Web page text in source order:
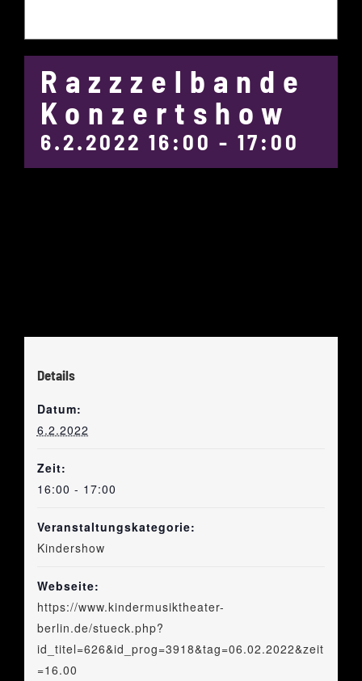
Razzzelbande
Konzertshow
6.2.2022 16:00 - 17:00
Details
Datum:
6.2.2022
Zeit:
16:00 - 17:00
Veranstaltungskategorie:
Kindershow
Webseite:
https://www.kindermusiktheater-
berlin.de/stueck.php?
id_titel=626&id_prog=3918&tag=06.02.2022&zeit
=16.00